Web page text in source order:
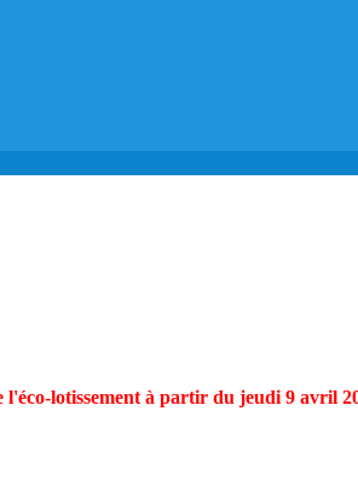
lotissement à partir du jeudi 9 avril